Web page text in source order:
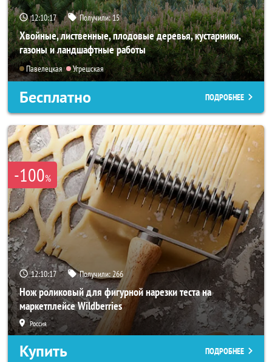
12:10:16 Получили:15
Хвойные, лиственные, плодовые деревья, кустарники,
газоны и ландшафтные работы
Павелецкая Угрешская
Бесплатно ПОДРОБНЕЕ
-100%
12:10:16 Получили:266
Нож роликовый для фигурной нарезки теста на
маркетплейсе Wildberries
Россия
Купить ПОДРОБНЕЕ